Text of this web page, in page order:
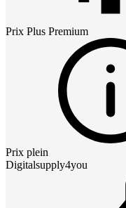
Prix Plus Premium
Prix plein
Digitalsupply4you